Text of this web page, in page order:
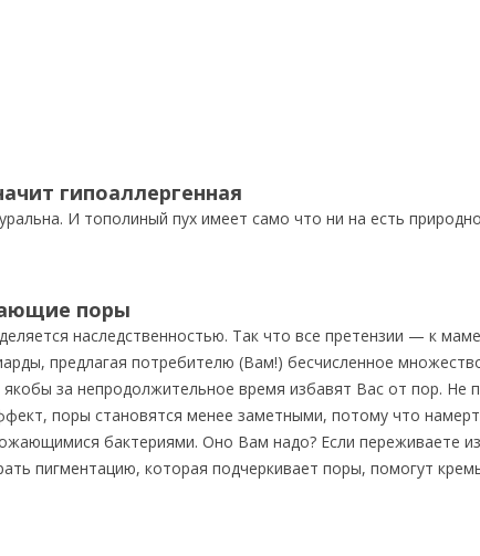
гипоаллергенная
И тополиный пух имеет само что ни на есть
поры
наследственностью. Так что все претензии — к
предлагая потребителю (Вам!) бесчисленное
за непродолжительное время избавят Вас от пор. Не
поры становятся менее заметными, потому что
бактериями. Оно Вам надо? Если переживаете
пигментацию, которая подчеркивает поры, помогут